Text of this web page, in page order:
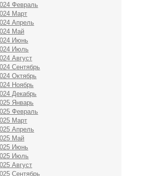
Февраль
Март
Апрель
Май
Июнь
Июль
Август
Сентябрь
Октябрь
Ноябрь
Декабрь
Январь
Февраль
Март
Апрель
Май
Июнь
Июль
Август
Сентябрь